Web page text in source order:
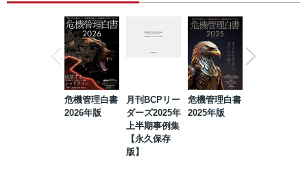
危機管理白書
2026年版
月刊BCPリー
ダーズ2025年
上半期事例集
【永久保存
版】
危機管理白書
2025年版